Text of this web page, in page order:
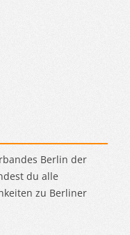
Berlin der
du alle
zu Berliner